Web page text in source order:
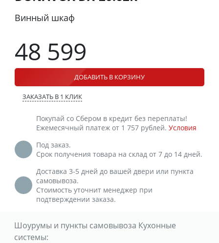
Винный шкаф
48 599
ДОБАВИТЬ В КОРЗИНУ
ЗАКАЗАТЬ В 1 КЛИК
Покупай со Сбером в кредит без переплаты!
Ежемесячный платеж от 1 757 рублей. Условия
Под заказ.
Срок получения товара на склад от 7 до 14 дней.
Доставка 3-5 дней до вашей двери или пункта
самовывоза.
Стоимость уточнит менеджер при
подтверждении заказа.
Шоурумы и пункты самовывоза Кухонные
системы: